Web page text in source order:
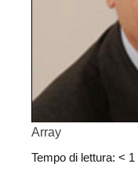
Array
Tempo di lettura: < 1